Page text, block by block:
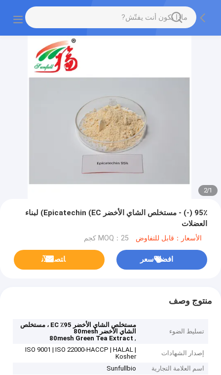
1
/
2
95٪ (-) - مستخلص الشاي الأخضر Epicatechin (EC) لبناء
العضلات
الأسعار：قابل للتفاوض MOQ：25 كجم
افضل سعر ﺎﺘﺼﻟ ﺍﻶﻧ
منتوج وصف
تسليط الضوء
مستخلص الشاي الأخضر 95٪ EC ، مستخلص
الشاي الأخضر 80mesh
,
80mesh Green Tea Extract
إصدار الشهادات
ISO 9001 | ISO 22000-HACCP | HALAL |
Kosher
اسم العلامة التجارية
Sunfullbio